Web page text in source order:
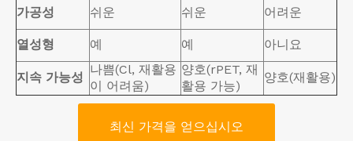
가공성 쉬운 쉬운 어려운
열성형 예 예 아니요
지속 가능성
나쁨(Cl, 재활용
이 어려움)
양호(rPET, 재
활용 가능)
양호(재활용)
최신 가격을 얻으십시오